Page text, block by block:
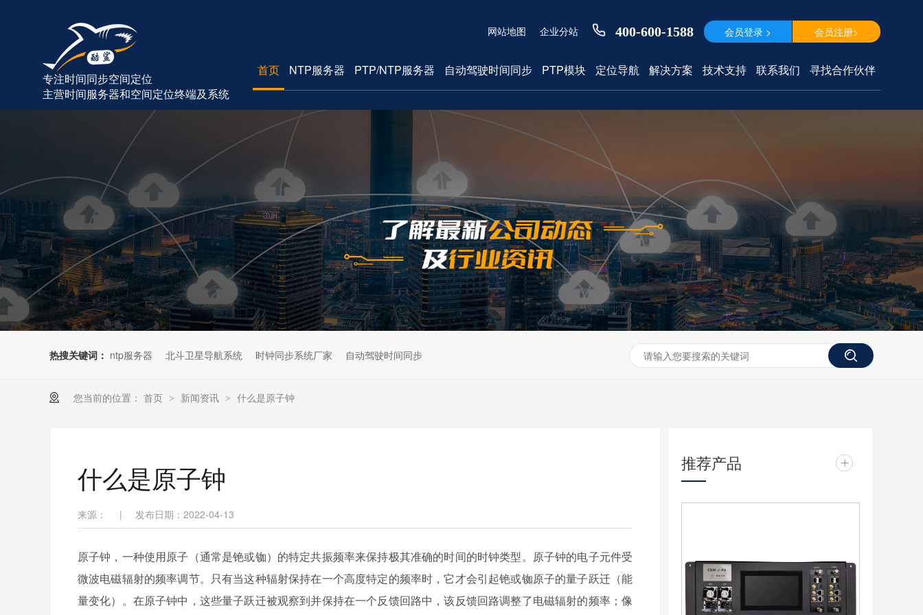
专注时间同步空间定位
主营时间服务器和空间定位终端及系统
网站地图 企业分站 400-600-1588 会员登录 > 会员注册>
首页 NTP服务器 PTP/NTP服务器 自动驾驶时间同步 PTP模块 定位导航 解决方案 技术支持 联系我们 寻找合作伙伴
热搜关键词： ntp服务器 北斗卫星导航系统 时钟同步系统厂家 自动驾驶时间同步
您当前的位置： 首页 > 新闻资讯 > 什么是原子钟
什么是原子钟
来源： | 发布日期：2022-04-13
原子钟，一种使用原子（通常是铯或铷）的特定共振频率来保持极其准确的时间的时钟类型。原子钟的电子元件受
微波电磁辐射的频率调节。只有当这种辐射保持在一个高度特定的频率时，它才会引起铯或铷原子的量子跃迁（能
量变化）。在原子钟中，这些量子跃迁被观察到并保持在一个反馈回路中，该反馈回路调整了电磁辐射的频率；像
推荐产品 +